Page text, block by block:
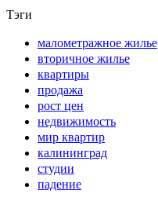
Тэги
малометражное жилье
вторичное жилье
квартиры
продажа
рост цен
недвижимость
мир квартир
калининград
студии
падение